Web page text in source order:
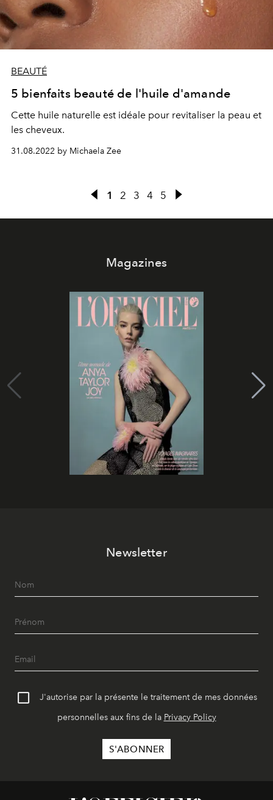
BEAUTÉ
5 bienfaits beauté de l'huile d'amande
Cette huile naturelle est idéale pour revitaliser la peau et
les cheveux.
31.08.2022 by Michaela Zee
1 2 3 4 5
Magazines
Newsletter
J'autorise par la présente le traitement de mes données
personnelles aux fins de la Privacy Policy